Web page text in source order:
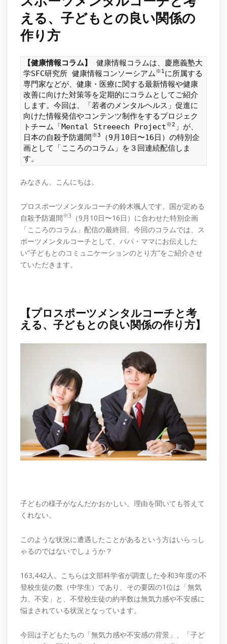
える、子どもとの良い関係の
作り方
【健康情報コラム】 健康情報コラムは、慶應義塾大
学SFC研究所 健康情報コンソーシアム※1に所属する
専門家などが、健康・医療に関する最新情報や健康
改善に向けた対策等を定期的にコラムとしてご紹介
します。今回は、「若者のメンタルヘルス」促進に
向けた情報発信やコンテンツ制作をするプロジェク
トチーム「Mental Streeech Project※2 」が、
日本の自殺予防週間※3
（9月10日〜16日）の特別企
画として「こころのコラム」を３回連続配信しま
す。
みなさん、こんにちは。
プロスポーツメンタルコーチの鈴木颯人です。国が定める
自殺予防週間※3
（9月10日〜16日）に合わせた特別企画
「こころのコラム」配信の最終回。今回のコラムでは、ス
ポーツメンタルコーチとして、パパ・ママにお伝えした
い”子どもとのコミュニケーションのとり方”をご紹介させ
ていただきます。
【プロスポーツメンタルコーチと考
える、子どもとの良い関係の作り方】
子どもの様子がなんだかおかしい。理由を聞いても答えて
くれない。
このような状況に遭遇したことがあるという方はいらっし
ゃるのではないでしょうか？
163,442人。こちらは文部科学省が調査した令和3年度の不
登校生徒の数（中学生）であり、その要因の1位は「無気
力、不安」と、不登校生徒の約半数は無気力感や不安感に
悩まされている状況となっています。
今回は子どもたちの「無気力感や不安感の背景」、「子ど